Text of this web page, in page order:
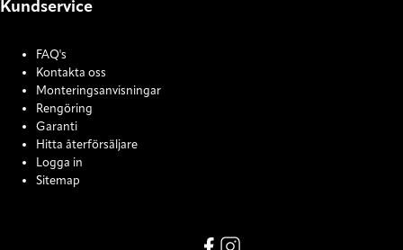
Kundservice
FAQ's
Kontakta oss
Monteringsanvisningar
Rengöring
Garanti
Hitta återförsäljare
Logga in
Sitemap
Link missing Display text from
Link missing Display text